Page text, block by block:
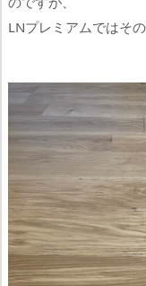
LNプレミアムではそ